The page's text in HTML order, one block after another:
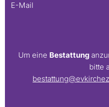
E-Mail
Um eine Bestattung
bitte